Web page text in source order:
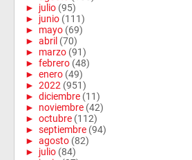
► julio (95)
► junio (111)
► mayo (69)
► abril (70)
► marzo (91)
► febrero (48)
► enero (49)
► 2022 (951)
► diciembre (11)
► noviembre (42)
► octubre (112)
► septiembre (94)
► agosto (82)
► julio (84)